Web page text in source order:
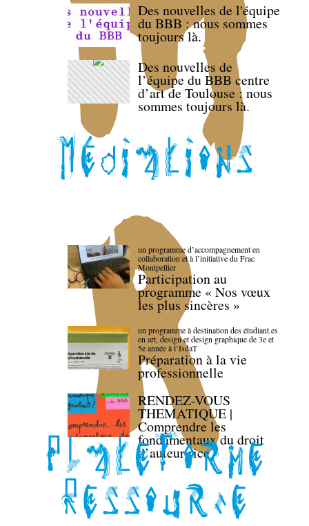
Des nouvelles de l'équipe
du BBB : nous sommes
toujours là.
Des nouvelles de
l’équipe du BBB centre
d’art de Toulouse : nous
sommes toujours là.
un programme d’accompagnement en
collaboration et à l’initiative du Frac
Montpellier
Participation au
programme « Nos vœux
les plus sincères »
un programme à destination des étudiant.es
en art, design et design graphique de 3e et
5e année à l’IsdaT
Préparation à la vie
professionnelle
RENDEZ-VOUS
THEMATIQUE |
Comprendre les
fondamentaux du droit
d’auteur·rice